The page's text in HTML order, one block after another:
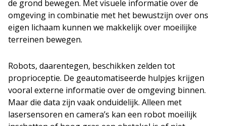
de grond bewegen. Met visuele informatie over de
omgeving in combinatie met het bewustzijn over ons
eigen lichaam kunnen we makkelijk over moeilijke
terreinen bewegen.
Robots, daarentegen, beschikken zelden tot
proprioceptie. De geautomatiseerde hulpjes krijgen
vooral externe informatie over de omgeving binnen.
Maar die data zijn vaak onduidelijk. Alleen met
lasersensoren en camera’s kan een robot moeilijk